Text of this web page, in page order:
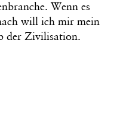
Wenn es
will ich mir mein
der Zivilisation.